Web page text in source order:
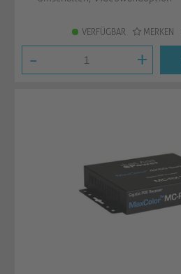
VERFÜGBAR MERKEN
- +